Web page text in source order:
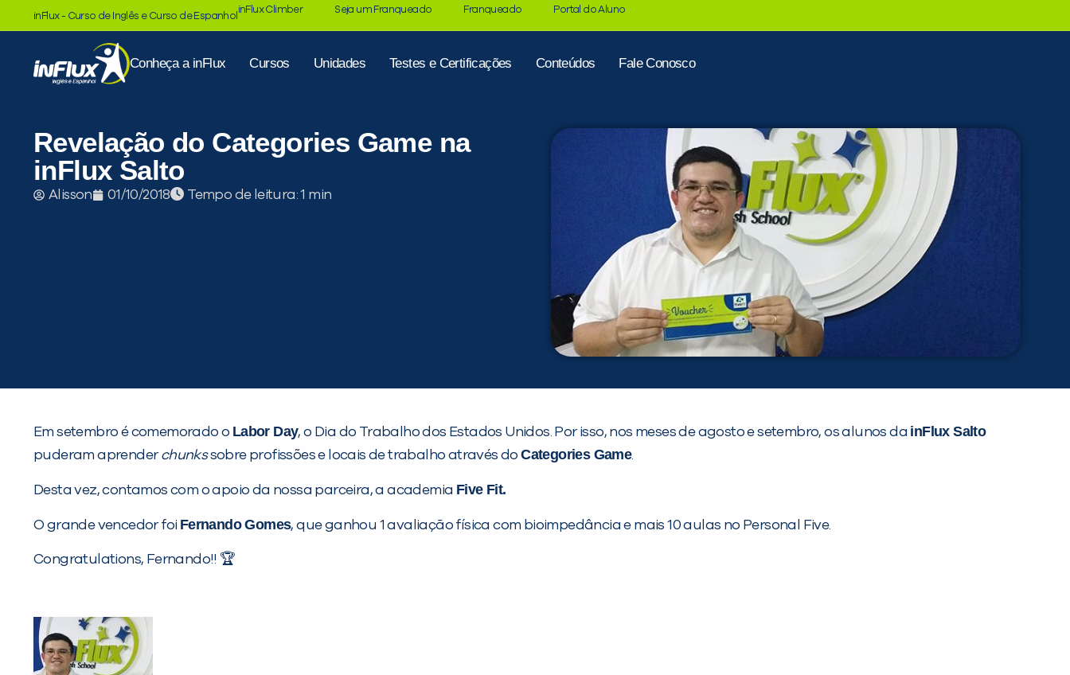
inFlux - Curso de Inglês e Curso de Espanhol
inFlux Climber Seja um Franqueado Franqueado Portal do Aluno
Conheça a inFlux Cursos Unidades Testes e Certificações Conteúdos Fale Conosco
Revelação do Categories Game na
inFlux Salto
Alisson 01/10/2018 Tempo de leitura:
Em setembro é comemorado o Labor Day, o Dia do Trabalho dos Estados Unidos. Por isso, nos meses de agosto e setembro, os alunos da inFlux Salto
puderam aprenderchunkssobre profissões e locais de trabalho através doCategories Game.
Desta vez, contamos com o apoio da nossa parceira, a academia Five Fit.
O grande vencedor foi Fernando Gomes, que ganhou 1 avaliação física com bioimpedância e mais 10 aulas no Personal Five.
Congratulations, Fernando!! 🏆